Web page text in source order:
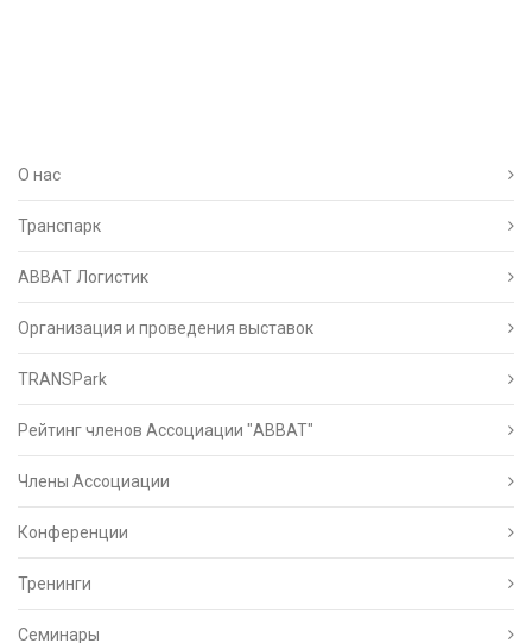
О нас
Транспарк
ABBAT Логистик
Организация и проведения выставок
TRANSPark
Рейтинг членов Ассоциации "АВВАТ"
Члены Ассоциации
Конференции
Тренинги
Семинары